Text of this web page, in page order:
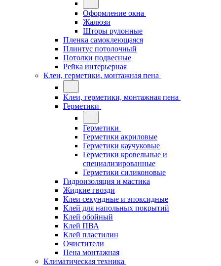
Оформление окна
Жалюзи
Шторы рулонные
Пленка самоклеющаяся
Плинтус потолочный
Потолки подвесные
Рейка интерьерная
Клеи, герметики, монтажная пена
Клеи, герметики, монтажная пена
Герметики
Герметики
Герметики акриловые
Герметики каучуковые
Герметики кровельные и
специализированные
Герметики силиконовые
Гидроизоляция и мастика
Жидкие гвозди
Клеи секундные и эпоксидные
Клей для напольных покрытий
Клей обойный
Клей ПВА
Клей пластилин
Очистители
Пена монтажная
Климатическая техника